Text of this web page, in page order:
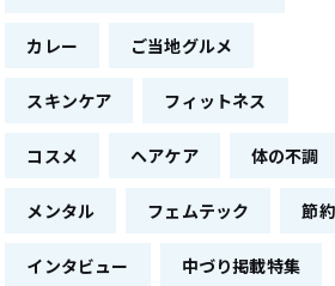
カレー ご当地グルメ
スキンケア フィットネス
コスメ ヘアケア 体の不調
メンタル フェムテック 節約
インタビュー 中づり掲載特集